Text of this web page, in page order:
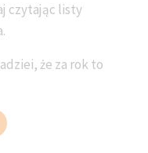
czytając listy
że za rok to